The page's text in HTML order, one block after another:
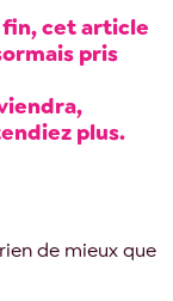
fin, cet article
pris
plus.
de mieux que